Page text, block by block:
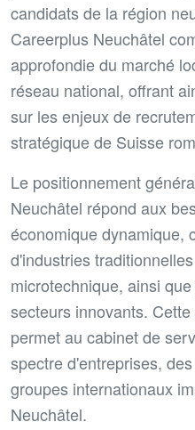
candidats de la région
Careerplus Neuchâtel
approfondie du marché
réseau national, offrant
sur les enjeux de
stratégique de Suisse
Le positionnement
Neuchâtel répond aux
économique dynamique,
d'industries
microtechnique, ainsi
secteurs innovants.
permet au cabinet de
spectre d'entreprises,
groupes internationaux
Neuchâtel.